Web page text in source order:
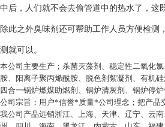
中后，人们就不会去偷管道中的热水了，这
除此之外臭味剂还可帮助工作人员方便检
测就可以。
本公司主要生产；杀菌灭藻剂、稳定性二氧化
胺、阳离子聚丙烯酰胺、脱色剂絮凝剂、有机
四合一锅炉燃煤助燃剂、锅炉清灰剂、锅炉停
公司宗旨；用户*信誉*质量*公司理念；把产品
我公司产品远销浙江、上海、天津、辽宁、云